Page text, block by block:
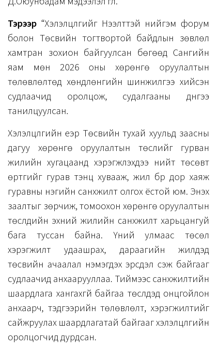
Тэрээр “Хэлэлцүүлгийг Нээлттэй нийгэм форум
болон Төсвийн тогтвортой байдлын зөвлөл
хамтран зохион байгуулсан бөгөөд Сангийн
яам мөн 2026 оны хөрөнгө оруулалтын
төлөвлөлтөд хөндлөнгийн шинжилгээ хийсэн
судлаачид оролцож, судалгааны дүнгээ
танилцуулсан.
Хэлэлцүүлгийн үеэр Төсвийн тухай хуульд заасны
дагуу хөрөнгө оруулалтын төслийг гурван
жилийн хугацаанд хэрэгжүүлэхдээ нийт төсөвт
өртгийг гурав тэнцүү хувааж, жил бүр дор хаяж
гуравны нэгийн санхүүжилт олгох ёстой юм. Энэхүү
заалтыг зөрчиж, томоохон хөрөнгө оруулалтын
төслүүдийн эхний жилийн санхүүжилт харьцангуй
бага туссан байна. Үүний улмаас төсөл
хэрэгжилт удаашрах, дараагийн жилүүдэд
төсвийн ачаалал нэмэгдэх эрсдэл үүсэж байгааг
судлаачид анхаарууллаа. Тиймээс санхүүжилтийн
шаардлага хангахгүй байгаа төслүүдэд онцгойлон
анхаарч, тэдгээрийн төлөвлөлт, хэрэгжилтийг
сайжруулах шаардлагатай байгааг хэлэлцүүлгийн
оролцогчид дурдсан.